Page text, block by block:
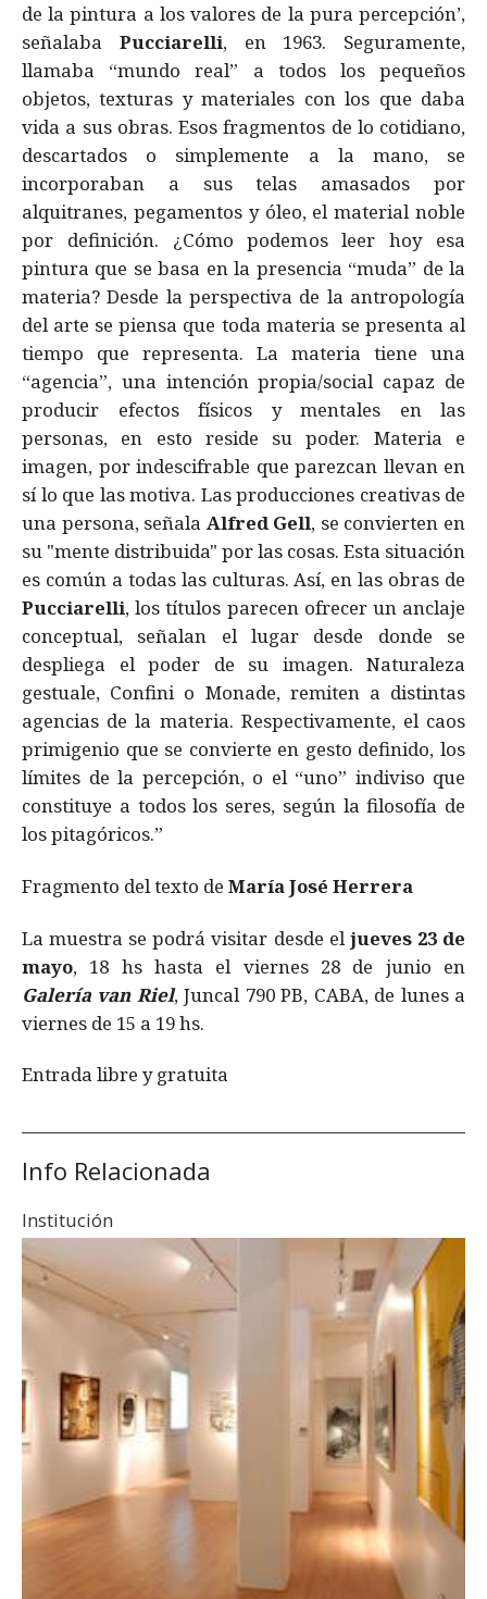
de la pintura a los valores de la pura percepción’,
señalaba Pucciarelli, en 1963. Seguramente,
llamaba “mundo real” a todos los pequeños
objetos, texturas y materiales con los que daba
vida a sus obras. Esos fragmentos de lo cotidiano,
descartados o simplemente a la mano, se
incorporaban a sus telas amasados por
alquitranes, pegamentos y óleo, el material noble
por definición. ¿Cómo podemos leer hoy esa
pintura que se basa en la presencia “muda” de la
materia? Desde la perspectiva de la antropología
del arte se piensa que toda materia se presenta al
tiempo que representa. La materia tiene una
“agencia”, una intención propia/social capaz de
producir efectos físicos y mentales en las
personas, en esto reside su poder. Materia e
imagen, por indescifrable que parezcan llevan en
sí lo que las motiva. Las producciones creativas de
una persona, señala Alfred Gell, se convierten en
su "mente distribuida" por las cosas. Esta situación
es común a todas las culturas. Así, en las obras de
Pucciarelli, los títulos parecen ofrecer un anclaje
conceptual, señalan el lugar desde donde se
despliega el poder de su imagen. Naturaleza
gestuale, Confini o Monade, remiten a distintas
agencias de la materia. Respectivamente, el caos
primigenio que se convierte en gesto definido, los
límites de la percepción, o el “uno” indiviso que
constituye a todos los seres, según la filosofía de
los pitagóricos.”
Fragmento del texto de María José Herrera
La muestra se podrá visitar desde eljueves 23 de
mayo, 18 hs hasta el viernes 28 de junio en
Galería van Riel, Juncal 790 PB, CABA, de lunes a
viernes de 15 a 19 hs.
Entrada libre y gratuita
Info Relacionada
Institución